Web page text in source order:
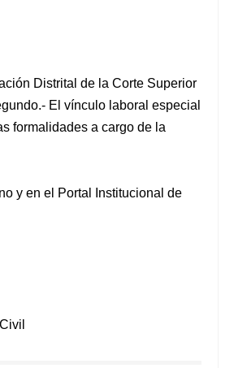
Distrital de la Corte Superior
El vínculo laboral especial
formalidades a cargo de la
y en el Portal Institucional de